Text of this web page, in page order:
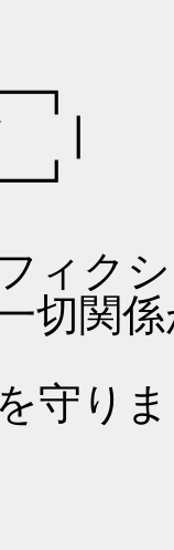
┃
ィク
切関
守り